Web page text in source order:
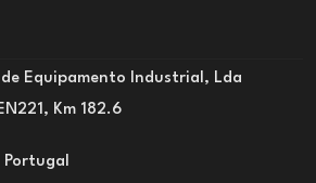
de Equipamento Industrial, Lda
Km 182.6
Portugal